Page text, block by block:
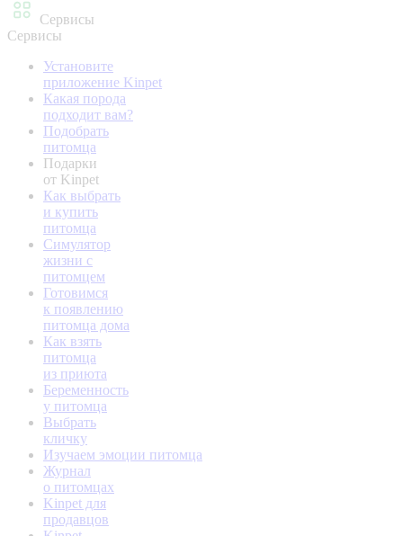
Сервисы
Сервисы
Установите
приложение Kinpet
Какая порода
подходит вам?
Подобрать
питомца
Подарки
от Kinpet
Как выбрать
и купить
питомца
Симулятор
жизни с
питомцем
Готовимся
к появлению
питомца дома
Как взять
питомца
из приюта
Беременность
у питомца
Выбрать
кличку
Изучаем эмоции питомца
Журнал
о питомцах
Kinpet для
продавцов